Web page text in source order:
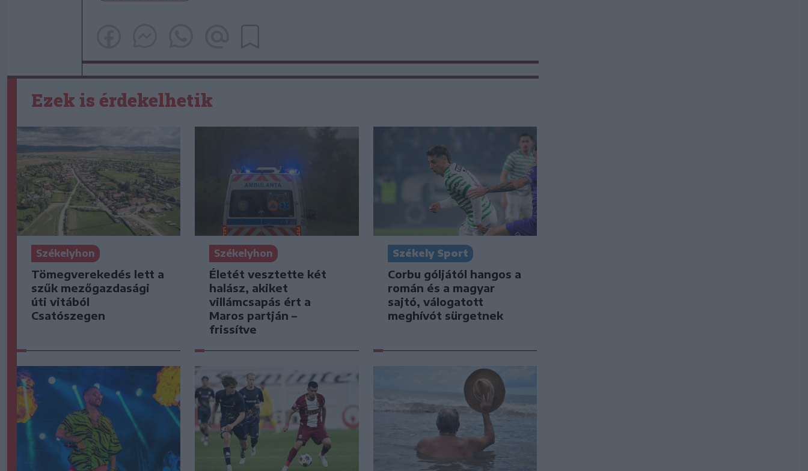
Ezek is érdekelhetik
Székelyhon
Tömegverekedés lett a
szűk mezőgazdasági
úti vitából
Csatószegen
Székelyhon
Életét vesztette két
halász, akiket
villámcsapás ért a
Maros partján –
frissítve
Székely Sport
Corbu góljától hangos a
román és a magyar
sajtó, válogatott
meghívót sürgetnek